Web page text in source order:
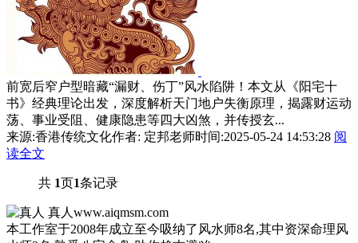
前宽后窄户型暗藏“漏财、伤丁”风水陷阱！本文从《阳宅十
书》经典理论出发，深度解析天门地户失衡原理，揭露财运动
荡、事业受阻、健康隐患等四大凶煞，并传授玄...
来源:香港传统文化作者: 定邦老师时间:2025-05-24 14:53:28 阅
读全文
共 1页1条记录
真人 www.aiqmsm.com
本工作室于2008年成立至今吸纳了风水师8名,其中资深命理风